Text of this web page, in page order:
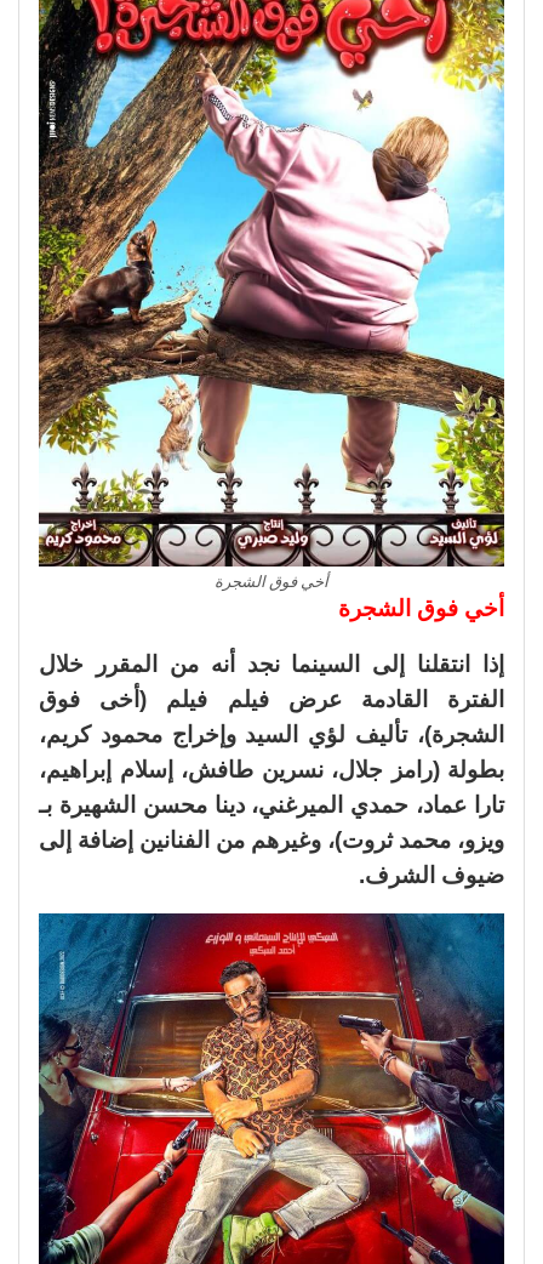
أخي فوق الشجرة
أخي فوق الشجرة
إذا انتقلنا إلى السينما نجد أنه من المقرر خلال
الفترة القادمة عرض فيلم فيلم (أخى فوق
الشجرة)، تأليف لؤي السيد وإخراج محمود كريم،
بطولة (رامز جلال، نسرين طافش، إسلام إبراهيم،
تارا عماد، حمدي الميرغني، دينا محسن الشهيرة بـ
ويزو، محمد ثروت)، وغيرهم من الفنانين إضافة إلى
ضيوف الشرف.